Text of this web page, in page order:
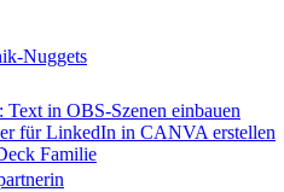
Nuggets
in OBS-Szenen einbauen
für LinkedIn in CANVA erstellen
Familie